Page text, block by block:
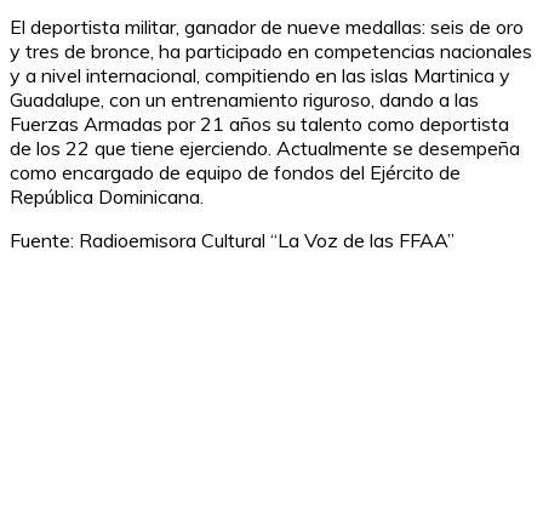
El deportista militar, ganador de nueve medallas: seis de oro
y tres de bronce, ha participado en competencias nacionales
y a nivel internacional, compitiendo en las islas Martinica y
Guadalupe, con un entrenamiento riguroso, dando a las
Fuerzas Armadas por 21 años su talento como deportista
de los 22 que tiene ejerciendo. Actualmente se desempeña
como encargado de equipo de fondos del Ejército de
República Dominicana.
Fuente: Radioemisora Cultural “La Voz de las FFAA”